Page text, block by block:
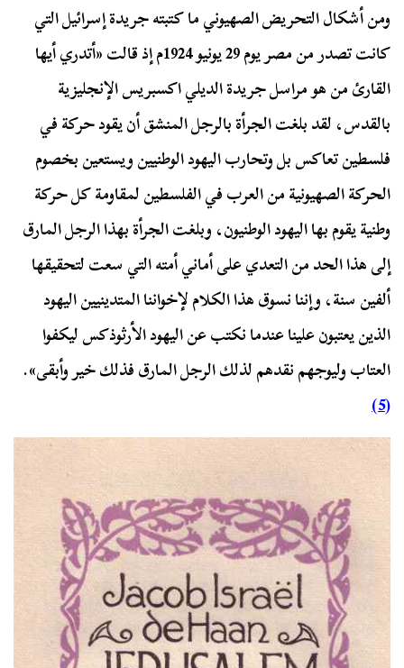
ومن أشكال التحريض الصهيوني ما كتبته جريدة إسرائيل التي
كانت تصدر من مصر يوم 29 يونيو 1924م إذ قالت «أتدري أيها
القارئ من هو مراسل جريدة الديلي اكسبريس الإنجليزية
بالقدس، لقد بلغت الجرأة بالرجل المنشق أن يقود حركة في
فلسطين تعاكس بل وتحارب اليهود الوطنيين ويستعين بخصوم
الحركة الصهيونية من العرب في الفلسطين لمقاومة كل حركة
وطنية يقوم بها اليهود الوطنيون، وبلغت الجرأة بهذا الرجل المارق
إلى هذا الحد من التعدي على أماني أمته التي سعت لتحقيقها
ألفين سنة، وإننا نسوق هذا الكلام لإخواننا المتدينيين اليهود
الذين يعتبون علينا عندما نكتب عن اليهود الأرثوذكس ليكفوا
العتاب وليوجهم نقدهم لذلك الرجل المارق فذلك خير وأبقى».
(5)